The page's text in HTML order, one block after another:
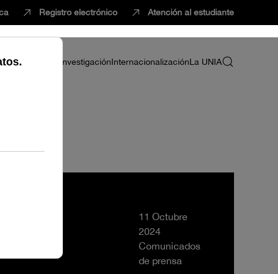
Registro electrónico Atención al estudiante
Profesorado InvestigaciónInternacionalizaciónLa UNIA
11 Octubre
2024
Comunicados
de prensa